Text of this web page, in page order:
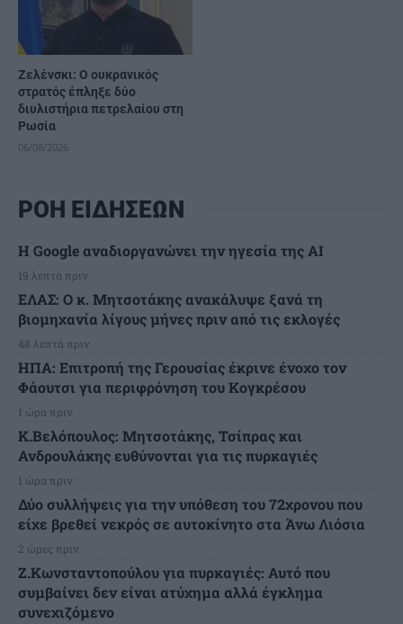
Ζελένσκι: Ο ουκρανικός
στρατός έπληξε δύο
διυλιστήρια πετρελαίου στη
Ρωσία
06/08/2026
ΡΟΗ ΕΙΔΗΣΕΩΝ
H Google αναδιοργανώνει την ηγεσία της AI
19 λεπτά πριν
ΕΛΑΣ: Ο κ. Μητσοτάκης ανακάλυψε ξανά τη
βιομηχανία λίγους μήνες πριν από τις εκλογές
48 λεπτά πριν
ΗΠΑ: Επιτροπή της Γερουσίας έκρινε ένοχο τον
Φάουτσι για περιφρόνηση του Κογκρέσου
1 ώρα πριν
K.Βελόπουλος: Μητσοτάκης, Τσίπρας και
Ανδρουλάκης ευθύνονται για τις πυρκαγιές
1 ώρα πριν
Δύο συλλήψεις για την υπόθεση του 72χρονου που
είχε βρεθεί νεκρός σε αυτοκίνητο στα Άνω Λιόσια
2 ώρες πριν
Ζ.Κωνσταντοπούλου για πυρκαγιές: Αυτό που
συμβαίνει δεν είναι ατύχημα αλλά έγκλημα
συνεχιζόμενο